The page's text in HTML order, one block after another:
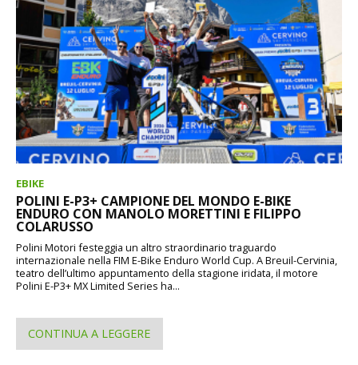
EBIKE
POLINI E-P3+ CAMPIONE DEL MONDO E-BIKE
ENDURO CON MANOLO MORETTINI E FILIPPO
COLARUSSO
Polini Motori festeggia un altro straordinario traguardo
internazionale nella FIM E-Bike Enduro World Cup. A Breuil-Cervinia,
teatro dell’ultimo appuntamento della stagione iridata, il motore
Polini E-P3+ MX Limited Series ha...
CONTINUA A LEGGERE